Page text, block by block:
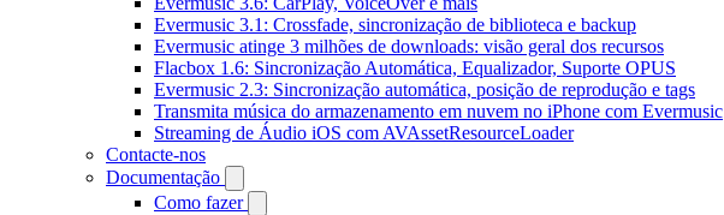
Evermusic 3.1: Crossfade, sincronização de biblioteca e backup
Evermusic atinge 3 milhões de downloads: visão geral dos recursos
Flacbox 1.6: Sincronização Automática, Equalizador, Suporte OPUS
Evermusic 2.3: Sincronização automática, posição de reprodução e tags
Transmita música do armazenamento em nuvem no iPhone com Evermusic
Streaming de Áudio iOS com AVAssetResourceLoader
Contacte-nos
Documentação
Como fazer